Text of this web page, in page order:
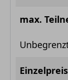
max.
Einzelpreis